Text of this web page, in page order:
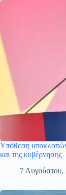
Υπόθεση
και της κυβέρνησης
7 Αυγούστου,